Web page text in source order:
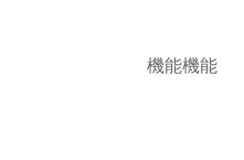
機能機能